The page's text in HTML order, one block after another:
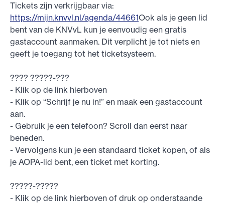
Tickets zijn verkrijgbaar via:
https://mijn.knvvl.nl/agenda/44661Ook als je geen lid
bent van de KNVvL kun je eenvoudig een gratis
gastaccount aanmaken. Dit verplicht je tot niets en
geeft je toegang tot het ticketsysteem.
???? ?????-???
- Klik op de link hierboven
- Klik op “Schrijf je nu in!” en maak een gastaccount
aan.
- Gebruik je een telefoon? Scroll dan eerst naar
beneden.
- Vervolgens kun je een standaard ticket kopen, of als
je AOPA-lid bent, een ticket met korting.
?????-?????
- Klik op de link hierboven of druk op onderstaande